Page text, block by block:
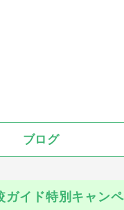
ブログ
ガイド特別キャン